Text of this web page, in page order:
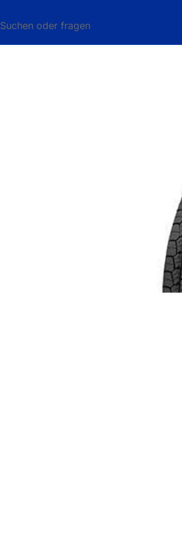
Suchen oder fragen